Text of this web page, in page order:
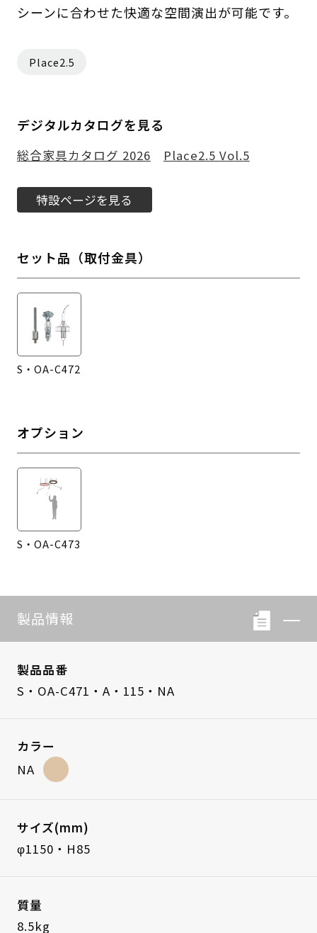
シーンに合わせた快適な空間演出が可能です。
Place2.5
デジタルカタログを見る
総合家具カタログ 2026 Place2.5 Vol.5
特設ページを見る
セット品（取付金具）
S・OA-C472
オプション
S・OA-C473
製品情報
製品品番
S・OA-C471・A・115・NA
カラー
NA
サイズ(mm)
φ1150・H85
質量
8.5kg